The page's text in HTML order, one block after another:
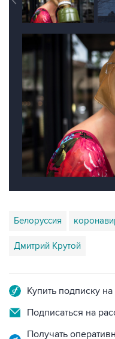
Белоруссия
Дмитрий Крутой
Купить подписку
Подписаться на
Получать